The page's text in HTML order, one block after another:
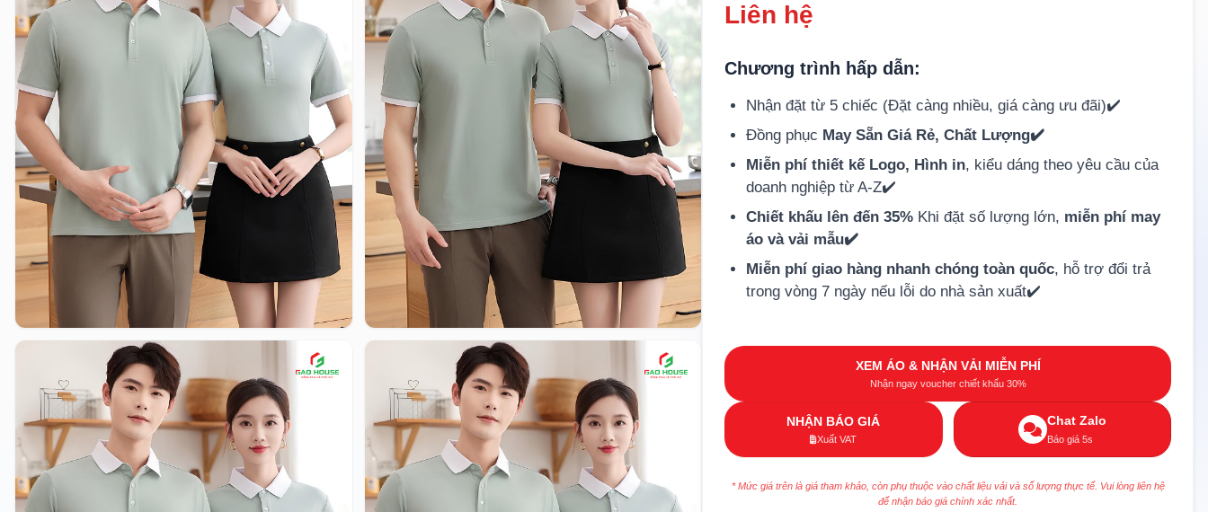
Liên hệ
Chương trình hấp dẫn:
Nhận đặt từ 5 chiếc (Đặt càng nhiều, giá càng ưu đãi)✔️
Đồng phục May Sẵn Giá Rẻ, Chất Lượng✔️
Miễn phí thiết kế Logo, Hình in, kiểu dáng theo yêu cầu của
doanh nghiệp từ A-Z✔️
Chiết khấu lên đến 35% Khi đặt số lượng lớn, miễn phí may
áo và vải mẫu✔️
Miễn phí giao hàng nhanh chóng toàn quốc, hỗ trợ đổi trả
trong vòng 7 ngày nếu lỗi do nhà sản xuất✔️
XEM ÁO & NHẬN VẢI MIỄN PHÍ
Nhận ngay voucher chiết khấu 30%
NHẬN BÁO GIÁ
Xuất VAT
Chat Zalo
Báo giá 5s
* Mức giá trên là giá tham khảo, còn phụ thuộc vào chất liệu vải và số lượng thực tế. Vui lòng liên hệ
để nhận báo giá chính xác nhất.